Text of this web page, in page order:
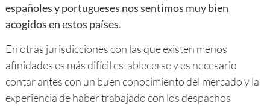
españoles y portugueses nos sentimos muy bien
acogidos en estos países.
En otras jurisdicciones con las que existen menos
afinidades es más difícil establecerse y es necesario
contar antes con un buen conocimiento del mercado y la
experiencia de haber trabajado con los despachos